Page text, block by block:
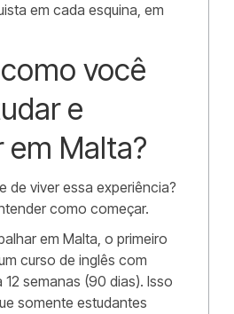
em cada esquina, em
você
e
em Malta?
de viver essa experiência?
como começar.
em Malta, o primeiro
curso de inglês com
semanas (90 dias). Isso
somente estudantes